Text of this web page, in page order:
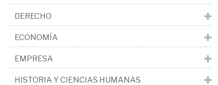
DERECHO
ECONOMÍA
EMPRESA
HISTORIA Y CIENCIAS HUMANAS